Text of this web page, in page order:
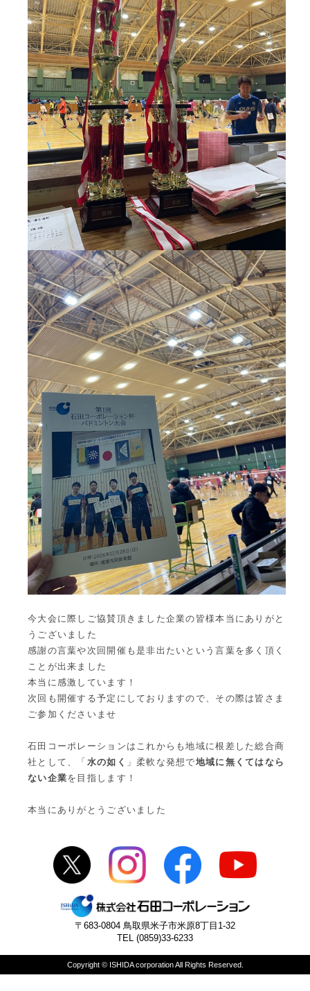
今大会に際しご協賛頂きました企業の皆様本当にありがと
うございました
感謝の言葉や次回開催も是非出たいという言葉を多く頂く
ことが出来ました
本当に感激しています！
次回も開催する予定にしておりますので、その際は皆さま
ご参加くださいませ
石田コーポレーションはこれからも地域に根差した総合商
社として、「 水の如く 」柔軟な発想で地域に無くてはなら
ない企業を目指します！
本当にありがとうございました
〒683-0804 鳥取県米子市米原8丁目1-32
TEL (0859)33-6233
Copyright © ISHIDA corporation All Rights Reserved.